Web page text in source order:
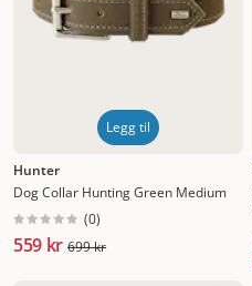
Legg til
Hunter
Dog Collar Hunting Green Medium
(0)
559 kr 699 kr